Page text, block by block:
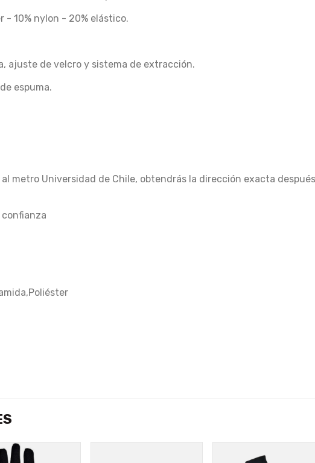
- 10% nylon - 20% elástico.
ajuste de velcro y sistema de extracción.
espuma.
metro Universidad de Chile, obtendrás la dirección exacta después
confianza